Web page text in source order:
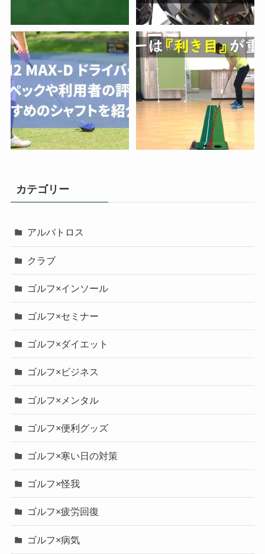
カテゴリー
アルバトロス
クラブ
ゴルフ×インソール
ゴルフ×セミナー
ゴルフ×ダイエット
ゴルフ×ビジネス
ゴルフ×メンタル
ゴルフ×便利グッズ
ゴルフ×寒い日の対策
ゴルフ×怪我
ゴルフ×疲労回復
ゴルフ×病気